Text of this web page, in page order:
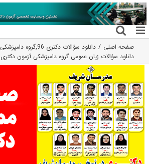
رفتن
به
محتوا
صفحه اصلی دانلود سؤالات دکتری 96 ,گروه دامپزشکی
دانلود سؤالات زبان عمومی گروه دامپزشکی آزمون دکتری ۹۶